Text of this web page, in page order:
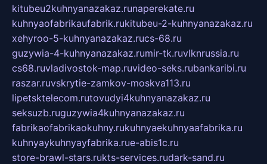
kitubeu2kuhnyanazakaz.runaperekate.ru
kuhnyaofabrikaufabrik.rukitubeu-2-kuhnyanazakaz.ru
xehyroo-5-kuhnyanazakaz.rucs-68.ru
guzywia-4-kuhnyanazakaz.rumir-tk.ruvlknrussia.ru
cs68.ruvladivostok-map.ruvideo-seks.rubankaribi.ru
raszar.ruvskrytie-zamkov-moskva113.ru
lipetsktelecom.rutovudyi4kuhnyanazakaz.ru
seksuzb.ruguzywia4kuhnyanazakaz.ru
fabrikaofabrikaokuhny.rukuhnyaekuhnyaafabrika.ru
kuhnyaykuhnyayfabrika.rue-abis1c.ru
store-brawl-stars.rukts-services.rudark-sand.ru